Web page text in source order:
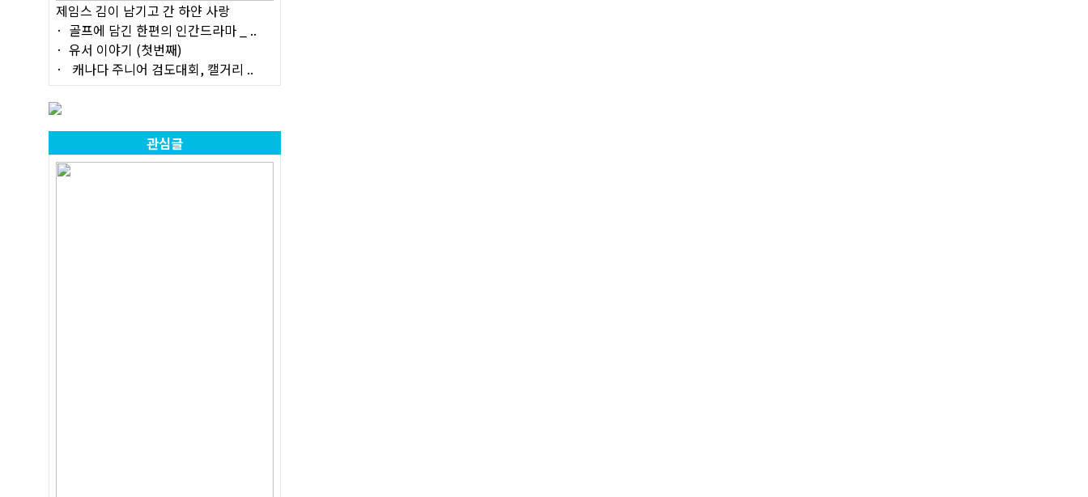
제임스 김이 남기고 간 하얀 사랑
골프에 담긴 한편의 인간드라마 _ ..
유서 이야기 (첫번째)
캐나다 주니어 검도대회, 캘거리 ..
관심글